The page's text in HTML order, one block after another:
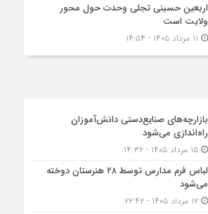
اربعین حسینی تجلی وحدت حول محور
ولایت است
بازارچه‌های صنایع‌دستی دانش‌آموزان
راه‌اندازی می‌شود
۱۵ مرداد ۱۴۰۵ - ۱۴:۳۶
لباس فرم مدارس توسط ۲۸ هنرستان‌ دوخته
می‌شود
۱۲ مرداد ۱۴۰۵ - ۲۲:۴۲